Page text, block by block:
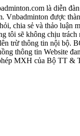
là diễn
Vnbadminton được
chia sẻ và thảo luận
tôi sẽ không chịu
trừ thông tin nội bộ.
thông tin Website
MXH của Bộ TT &